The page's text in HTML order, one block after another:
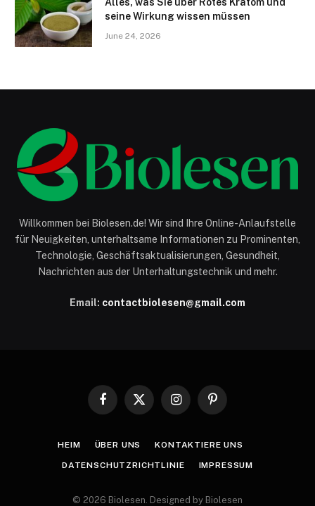
seine Wirkung wissen müssen
June 24, 2026
Willkommen bei Biolesen.de! Wir sind Ihre Online-Anlaufstelle
für Neuigkeiten, unterhaltsame Informationen zu Prominenten,
Technologie, Geschäftsaktualisierungen, Gesundheit,
Nachrichten aus der Unterhaltungstechnik und mehr.
Email: contactbiolesen@gmail.com
Facebook
X
InstagramPinterest
HEIM ÜBER UNS KONTAKTIERE UNS
DATENSCHUTZRICHTLINIE IMPRESSUM
© 2026 Biolesen. Designed by Biolesen